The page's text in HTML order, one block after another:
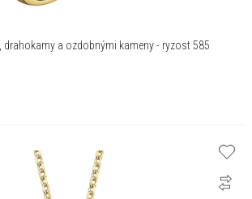
drahokamy a ozdobnými kameny - ryzost 585